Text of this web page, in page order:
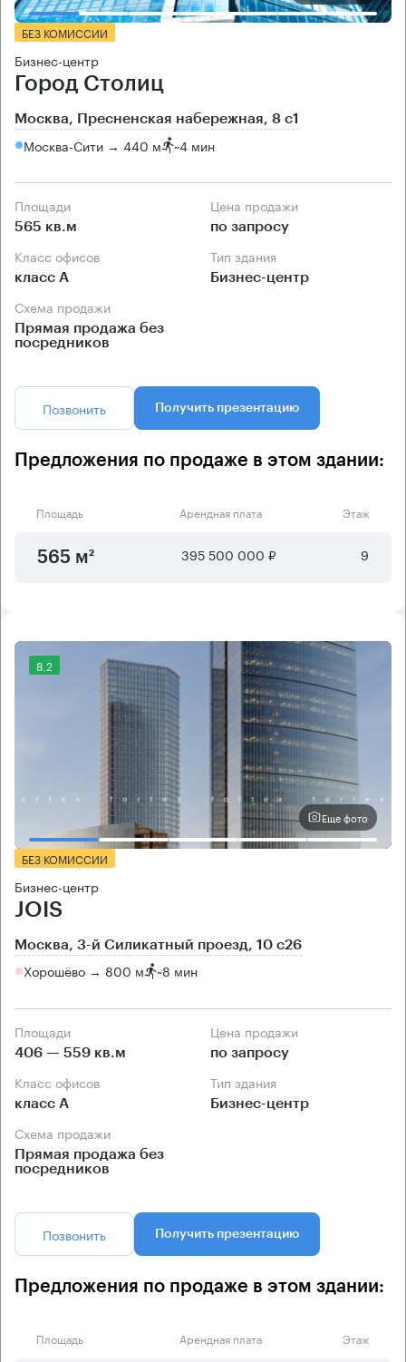
БЕЗ КОМИССИИ
Бизнес-центр
Город Столиц
Москва, Пресненская набережная, 8 с1
Москва-Сити → 440 м ~4 мин
Площади
565 кв.м
Цена продажи
по запросу
Класс офисов
класс А
Тип здания
Бизнес-центр
Схема продажи
Прямая продажа без
посредников
Позвонить Получить презентацию
Предложения по продаже в этом здании:
Площадь Арендная плата Этаж
565 м² 395 500 000 ₽ 9
8.2
Еще фото
БЕЗ КОМИССИИ
Бизнес-центр
JOIS
Москва, 3-й Силикатный проезд, 10 с26
Хорошёво → 800 м ~8 мин
Площади
406 — 559 кв.м
Цена продажи
по запросу
Класс офисов
класс А
Тип здания
Бизнес-центр
Схема продажи
Прямая продажа без
посредников
Позвонить Получить презентацию
Предложения по продаже в этом здании:
Площадь Арендная плата Этаж